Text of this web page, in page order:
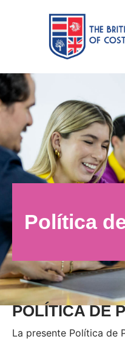
Política
POLÍTICA DE
La presente Política de